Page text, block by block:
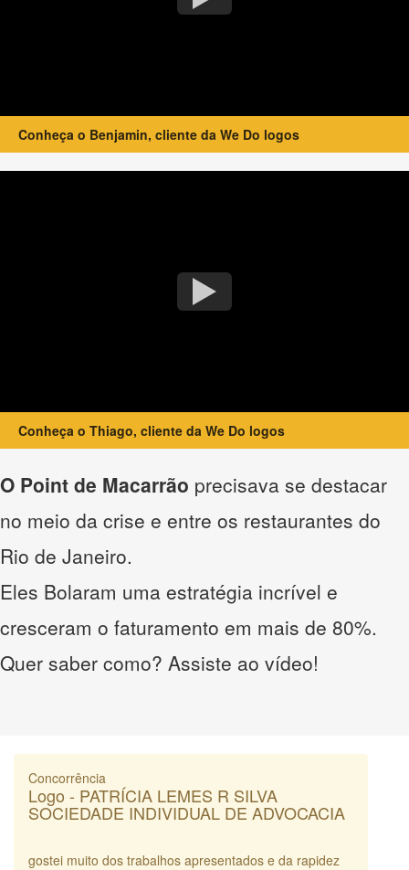
Conheça o Benjamin, cliente da We Do logos
Conheça o Thiago, cliente da We Do logos
O Point de Macarrão precisava se destacar
no meio da crise e entre os restaurantes do
Rio de Janeiro.
Eles Bolaram uma estratégia incrível e
cresceram o faturamento em mais de 80%.
Quer saber como? Assiste ao vídeo!
Concorrência
Logo - PATRÍCIA LEMES R SILVA
SOCIEDADE INDIVIDUAL DE ADVOCACIA
gostei muito dos trabalhos apresentados e da rapidez